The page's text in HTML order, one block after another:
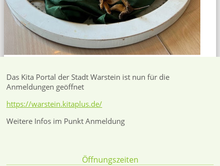
Das Kita Portal der Stadt Warstein ist nun für die
Anmeldungen geöffnet
https://warstein.kitaplus.de/
Weitere Infos im Punkt Anmeldung
Öffnungszeiten